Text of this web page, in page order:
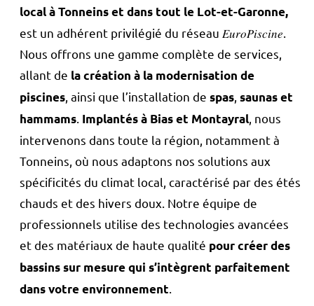
local à Tonneins et dans tout le Lot-et-Garonne,
est un adhérent privilégié du réseau 𝐸𝑢𝑟𝑜𝑃𝑖𝑠𝑐𝑖𝑛𝑒.
Nous offrons une gamme complète de services,
allant de la création à la modernisation de
piscines , ainsi que l’installation de spas saunas et
hammams Implantés à Bias et Montayral , nous
intervenons dans toute la région, notamment à
Tonneins, où nous adaptons nos solutions aux
spécificités du climat local, caractérisé par des étés
chauds et des hivers doux. Notre équipe de
professionnels utilise des technologies avancées
et des matériaux de haute qualité pour créer des
bassins sur mesure qui s’intègrent parfaitement
dans votre environnement